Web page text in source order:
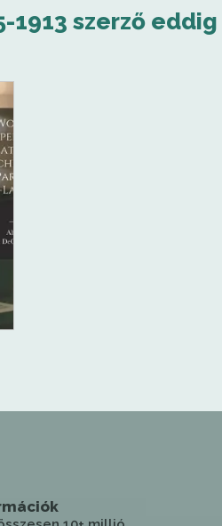
1913 szerző eddig